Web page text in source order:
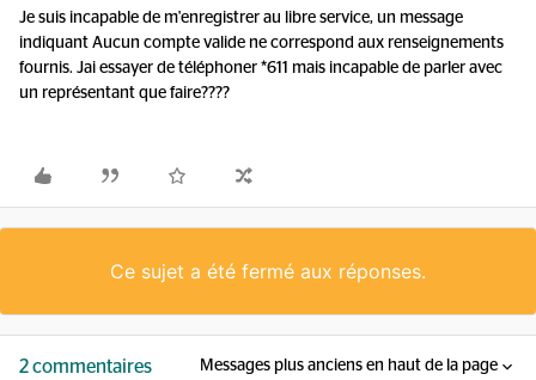
Je suis incapable de m'enregistrer au libre service, un message
indiquant Aucun compte valide ne correspond aux renseignements
fournis. Jai essayer de téléphoner *611 mais incapable de parler avec
un représentant que faire????
Ce sujet a été fermé aux réponses.
2 commentaires Messages plus anciens en haut de la page